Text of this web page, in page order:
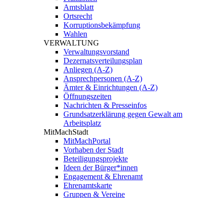
Amtsblatt
Ortsrecht
Korruptionsbekämpfung
Wahlen
VERWALTUNG
Verwaltungsvorstand
Dezernatsverteilungsplan
Anliegen (A-Z)
Ansprechpersonen (A-Z)
Ämter & Einrichtungen (A-Z)
Öffnungszeiten
Nachrichten & Presseinfos
Grundsatzerklärung gegen Gewalt am
Arbeitsplatz
MitMachStadt
MitMachPortal
Vorhaben der Stadt
Beteiligungsprojekte
Ideen der Bürger*innen
Engagement & Ehrenamt
Ehrenamtskarte
Gruppen & Vereine